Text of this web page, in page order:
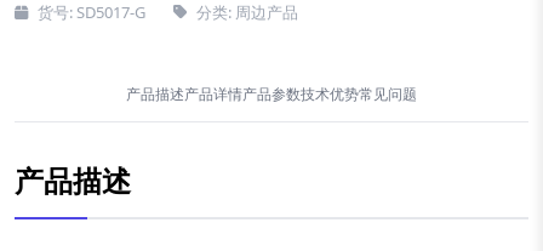
货号: SD5017-G 分类: 周边产品
产品描述产品详情产品参数技术优势常见问题
产品描述